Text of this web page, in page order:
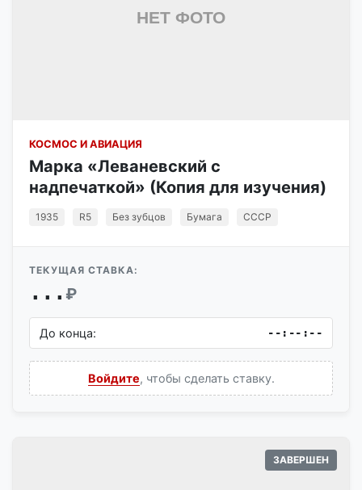
КОСМОС И АВИАЦИЯ
Марка «Леваневский с
надпечаткой» (Копия для изучения)
1935 R5 Без зубцов Бумага СССР
ТЕКУЩАЯ СТАВКА:
... ₽
До конца: --:--:--
Войдите, чтобы сделать ставку.
ЗАВЕРШЕН